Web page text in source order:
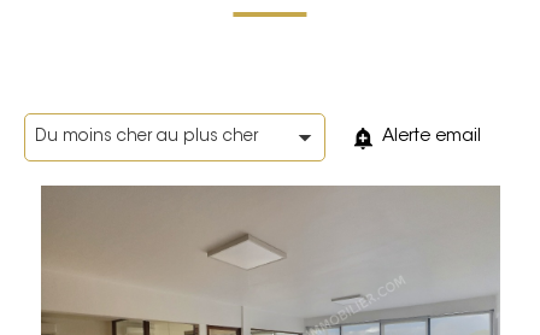
Alerte email